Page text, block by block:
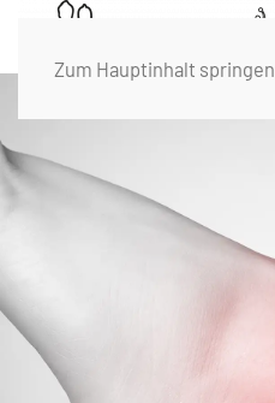
Zum Hauptinhalt springen